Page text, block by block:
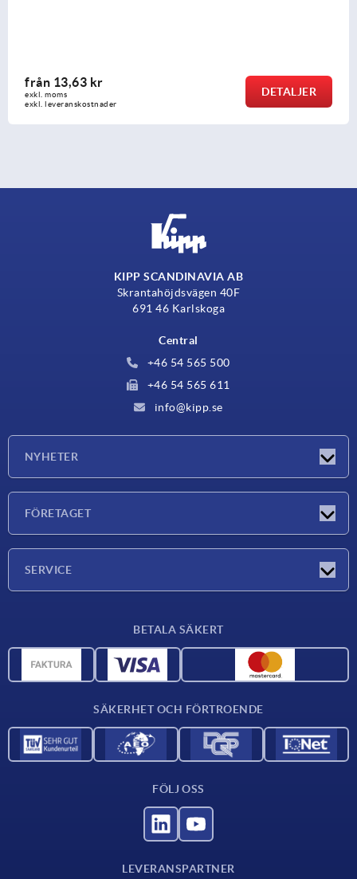
från 13,63 kr
exkl. moms
exkl. leveranskostnader
DETALJER
KIPP SCANDINAVIA AB
Skrantahöjdsvägen 40F
691 46 Karlskoga
Central
+46 54 565 500
+46 54 565 611
info@kipp.se
NYHETER
FÖRETAGET
SERVICE
CAD-data
BETALA SÄKERT
SÄKERHET OCH FÖRTROENDE
FÖLJ OSS
LEVERANSPARTNER